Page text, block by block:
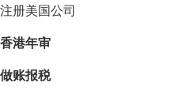
注册美国公司
香港年审
做账报税